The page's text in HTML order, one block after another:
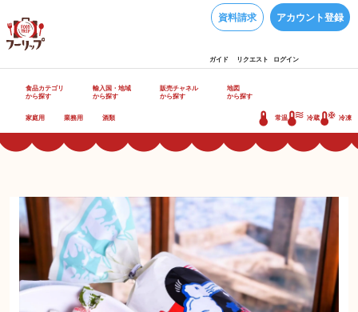
資料請求 アカウント登録
ガイド リクエスト ログイン
食品カテゴリ
から探す
輸入国・地域
から探す
販売チャネル
から探す
地図
から探す
家庭用 業務用 酒類 常温 冷蔵 冷凍